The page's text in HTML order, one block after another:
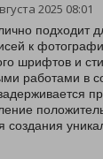
2025 08:01
подходит
к
шрифтов и
работами в
создания